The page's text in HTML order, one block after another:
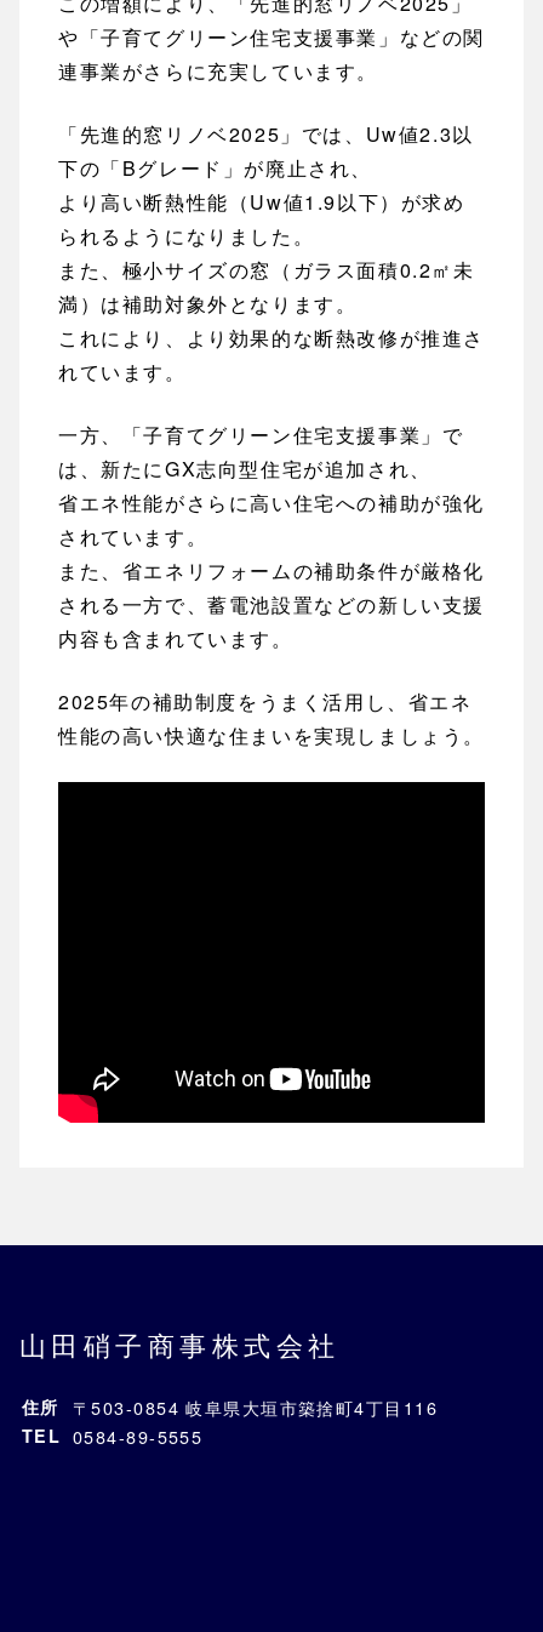
や「子育てグリーン住宅支援事業」などの関
連事業がさらに充実しています。
「先進的窓リノベ2025」では、Uw値2.3以
下の「Bグレード」が廃止され、
より高い断熱性能（Uw値1.9以下）が求め
られるようになりました。
また、極小サイズの窓（ガラス面積0.2㎡未
満）は補助対象外となります。
これにより、より効果的な断熱改修が推進さ
れています。
一方、「子育てグリーン住宅支援事業」で
は、新たにGX志向型住宅が追加され、
省エネ性能がさらに高い住宅への補助が強化
されています。
また、省エネリフォームの補助条件が厳格化
される一方で、蓄電池設置などの新しい支援
内容も含まれています。
2025年の補助制度をうまく活用し、省エネ
性能の高い快適な住まいを実現しましょう。
山田硝子商事株式会社
住所 〒503-0854 岐阜県大垣市築捨町4丁目116
TEL 0584-89-5555